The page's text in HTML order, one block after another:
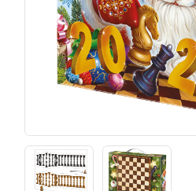
ДОСТАВКА И ОПЛАТА
АКЦИИ
О КОМПАНИИ
ОТЗЫВЫ
КОНТАКТЫ